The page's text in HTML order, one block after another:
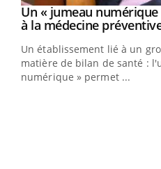
Youtube
Un « jumeau numérique
à la médecine
Un établissement lié à un
matière de bilan de santé :
numérique » permet ...